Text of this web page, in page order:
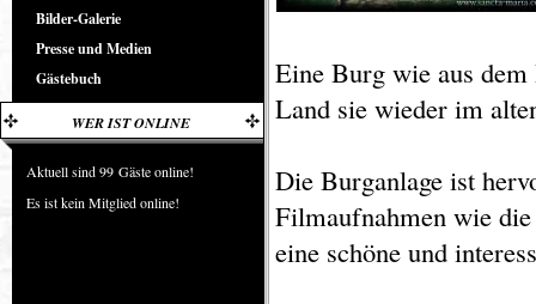
Bilder-Galerie
Presse und Medien
Gästebuch
WER IST ONLINE
Aktuell sind 99 Gäste online!
Es ist kein Mitglied online!
Eine Burg wie aus
Land sie wieder im
Die Burganlage ist
Filmaufnahmen wie
eine schöne und